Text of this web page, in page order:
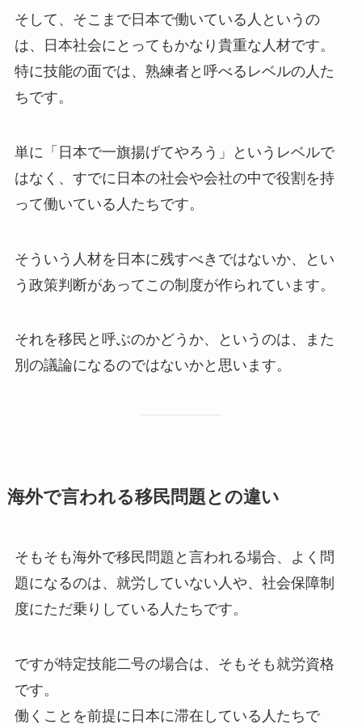
そして、そこまで日本で働いている人というの
は、日本社会にとってもかなり貴重な人材です。
特に技能の面では、熟練者と呼べるレベルの人た
ちです。
単に「日本で一旗揚げてやろう」というレベルで
はなく、すでに日本の社会や会社の中で役割を持
って働いている人たちです。
そういう人材を日本に残すべきではないか、とい
う政策判断があってこの制度が作られています。
それを移民と呼ぶのかどうか、というのは、また
別の議論になるのではないかと思います。
海外で言われる移民問題との違い
そもそも海外で移民問題と言われる場合、よく問
題になるのは、就労していない人や、社会保障制
度にただ乗りしている人たちです。
ですが特定技能二号の場合は、そもそも就労資格
です。
働くことを前提に日本に滞在している人たちで